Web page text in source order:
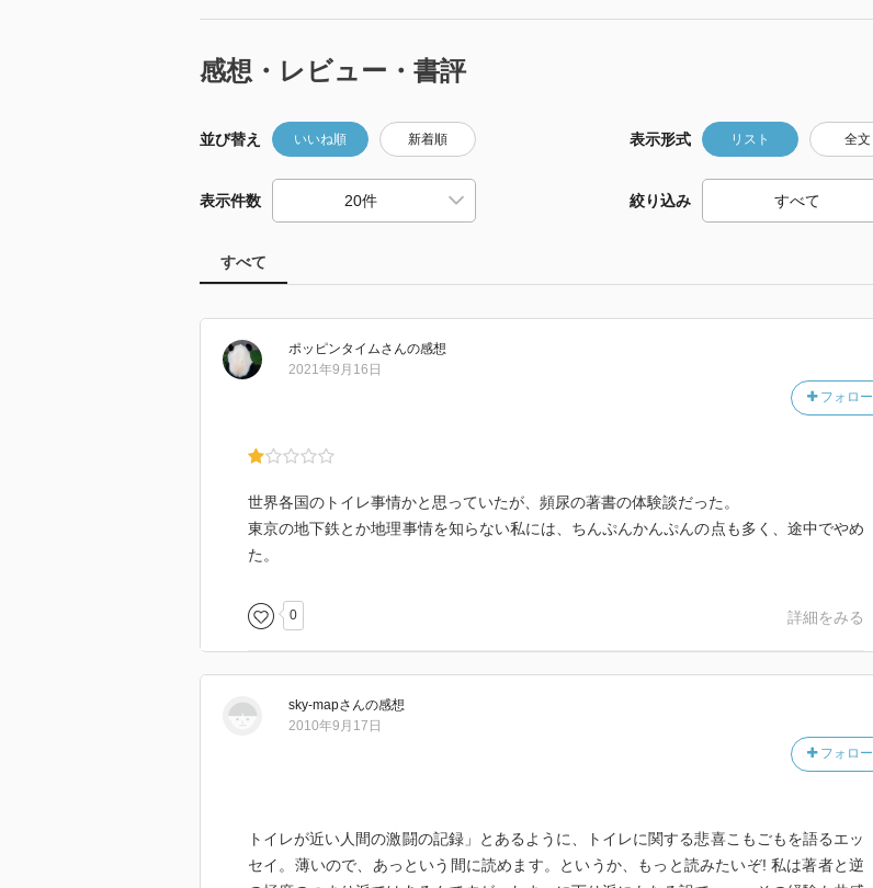
感想・レビュー・書評
並び替え いいね順 新着順 表示形式 リスト 全文
表示件数 絞り込み
すべて
ポッピンタイムさんの感想
フォロー
2021年9月16日
世界各国のトイレ事情かと思っていたが、頻尿の著書の体験談だった。
東京の地下鉄とか地理事情を知らない私には、ちんぷんかんぷんの点も多く、途中でやめ
た。
0 詳細をみる
sky-mapさんの感想
フォロー
2010年9月17日
トイレが近い人間の激闘の記録」とあるように、トイレに関する悲喜こもごもを語るエッ
セイ。薄いので、あっという間に読めます。というか、もっと読みたいぞ! 私は著者と逆